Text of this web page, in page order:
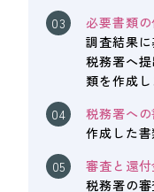
必要書類
調査結果に
税務署へ
類を作成し
税務署へ
作成した書
審査と還付
税務署の